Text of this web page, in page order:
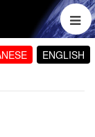
ENGLISH